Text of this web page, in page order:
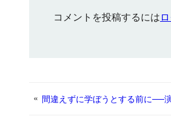
コメントを投稿するには
« 間違えずに学ぼうとする前に──